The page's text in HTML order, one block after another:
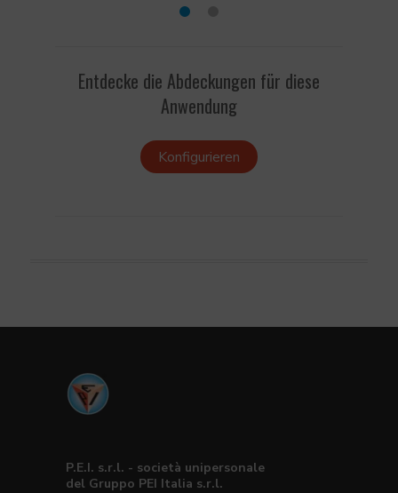
Entdecke die Abdeckungen für diese
Anwendung
Konfigurieren
P.E.I. s.r.l. - società unipersonale
del Gruppo PEI Italia s.r.l.